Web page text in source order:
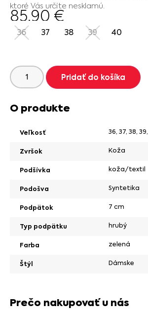
ktoré Vás určite nesklamú.
85.90 €
36 37 38 39 40
Pridať do košíka
O produkte
Veľkosť 36, 37, 38, 39,
Zvršok Koža
Podšívka koža/textil
Podošva Syntetika
Podpätok 7 cm
Typ podpätku hrubý
Farba zelená
Štýl Dámske
Prečo nakupovať u nás